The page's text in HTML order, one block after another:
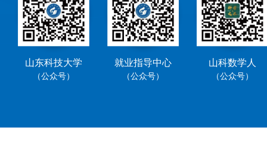
山东科技大学
（公众号）
就业指导中心
（公众号）
山科数学人
（公众号）